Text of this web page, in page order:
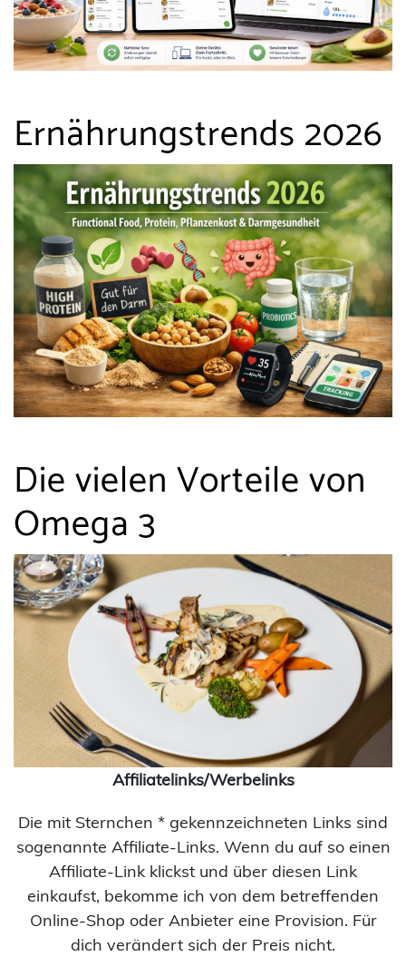
Ernährungstrends 2026
Die vielen Vorteile von
Omega 3
Affiliatelinks/Werbelinks
Die mit Sternchen * gekennzeichneten Links sind
sogenannte Affiliate-Links. Wenn du auf so einen
Affiliate-Link klickst und über diesen Link
einkaufst, bekomme ich von dem betreffenden
Online-Shop oder Anbieter eine Provision. Für
dich verändert sich der Preis nicht.